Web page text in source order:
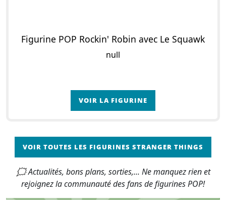
Figurine POP Rockin' Robin avec Le Squawk
null
VOIR LA FIGURINE
VOIR TOUTES LES FIGURINES STRANGER THINGS
🗯 Actualités, bons plans, sorties,... Ne manquez rien et
rejoignez la communauté des fans de figurines POP!